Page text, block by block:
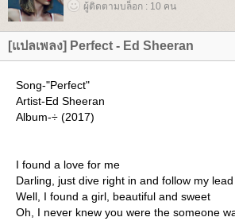
ผู้ติดตามบล็อก : 10 คน
[แปลเพลง] Perfect - Ed Sheeran
Song-"Perfect"
Artist-Ed Sheeran
Album-÷ (2017)
I found a love for me
Darling, just dive right in and follow my lead
Well, I found a girl, beautiful and sweet
Oh, I never knew you were the someone